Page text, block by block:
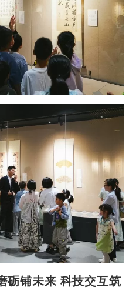
砺铺未来 科技交互筑